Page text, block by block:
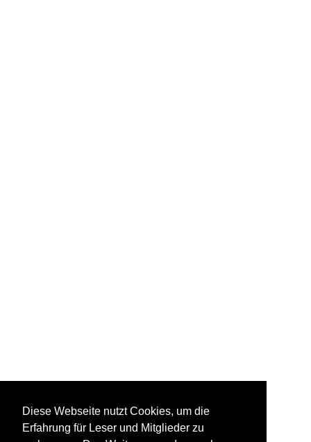
Diese Webseite nutzt Cookies, um die
Erfahrung für Leser und Mitglieder zu